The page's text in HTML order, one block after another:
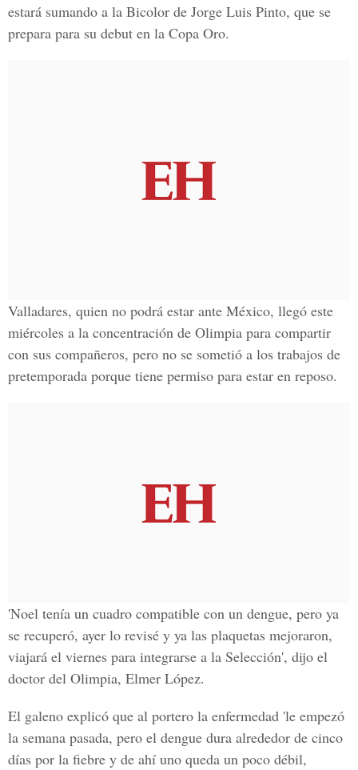
estará sumando a la Bicolor de Jorge Luis Pinto, que se
prepara para su debut en la Copa Oro.
Valladares, quien no podrá estar ante México, llegó este
miércoles a la concentración de Olimpia para compartir
con sus compañeros, pero no se sometió a los trabajos de
pretemporada porque tiene permiso para estar en reposo.
'Noel tenía un cuadro compatible con un dengue, pero ya
se recuperó, ayer lo revisé y ya las plaquetas mejoraron,
viajará el viernes para integrarse a la Selección', dijo el
doctor del Olimpia, Elmer López.
El galeno explicó que al portero la enfermedad 'le empezó
la semana pasada, pero el dengue dura alrededor de cinco
días por la fiebre y de ahí uno queda un poco débil,